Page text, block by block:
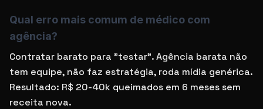
Qual erro mais comum de médico com
agência?
Contratar barato para "testar". Agência barata não
tem equipe, não faz estratégia, roda mídia genérica.
Resultado: R$ 20-40k queimados em 6 meses sem
receita nova.